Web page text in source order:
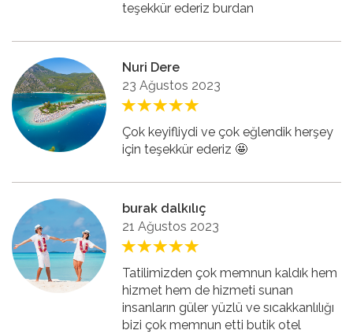
teşekkür ederiz burdan
Nuri Dere
23 Ağustos 2023
Çok keyifliydi ve çok eğlendik herşey
için teşekkür ederiz 🤩
burak dalkılıç
21 Ağustos 2023
Tatilimizden çok memnun kaldık hem
hizmet hem de hizmeti sunan
insanların güler yüzlü ve sıcakkanlılığı
bizi çok memnun etti butik otel